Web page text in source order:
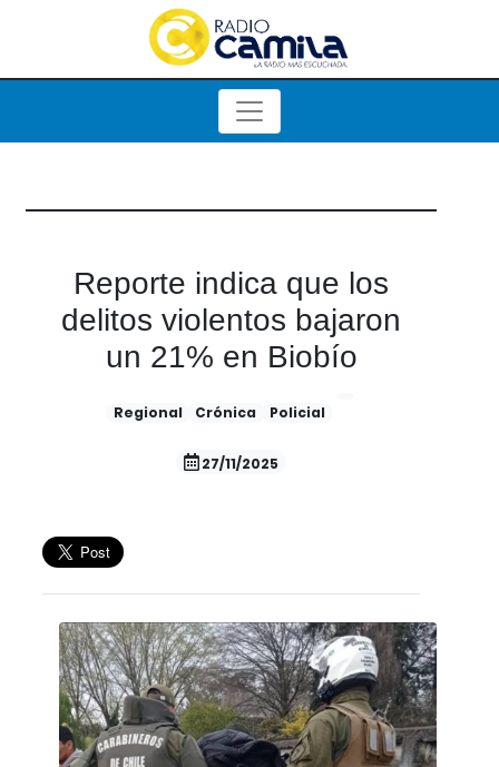
Reporte indica que los
delitos violentos bajaron
un 21% en Biobío
Regional Crónica Policial
27/11/2025